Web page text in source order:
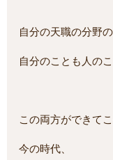
自分の天職の分野
自分のことも人の
この両方ができて
今の時代、